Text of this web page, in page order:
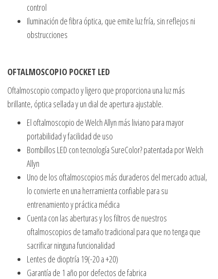
control
Iluminación de fibra óptica, que emite luz fría, sin reflejos ni
obstrucciones
OFTALMOSCOPIO POCKET LED
Oftalmoscopio compacto y ligero que proporciona una luz más
brillante, óptica sellada y un dial de apertura ajustable.
El oftalmoscopio de Welch Allyn más liviano para mayor
portabilidad y facilidad de uso
Bombillos LED con tecnología SureColor? patentada por Welch
Allyn
Uno de los oftalmoscopios más duraderos del mercado actual,
lo convierte en una herramienta confiable para su
entrenamiento y práctica médica
Cuenta con las aberturas y los filtros de nuestros
oftalmoscopios de tamaño tradicional para que no tenga que
sacrificar ninguna funcionalidad
Lentes de dioptría 19(-20 a +20)
Garantía de 1 año por defectos de fabrica